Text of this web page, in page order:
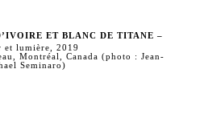
et blanc de titane –
et lumière, 2019
Montréal, Canada (photo : Jean-
Seminaro)